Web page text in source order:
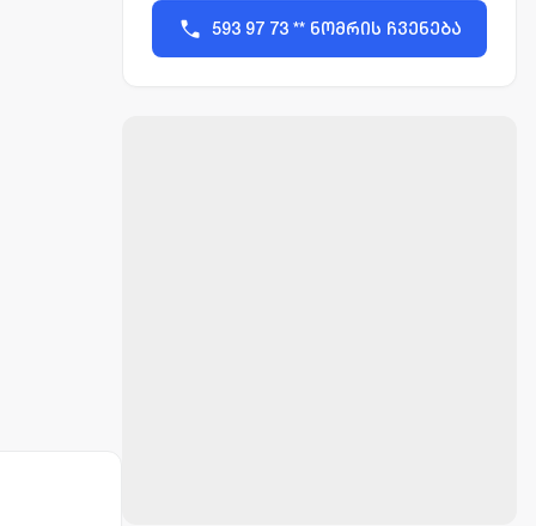
593 97 73 ** ნომრის ჩვენება